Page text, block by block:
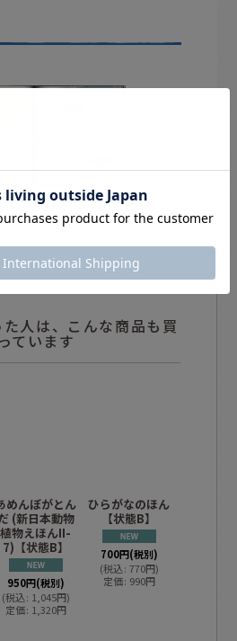
人は、こんな商品も買
っています
めんぼがとん
(新日本動物
植物えほんII-
7)【状態B】
950円(税別)
(税込: 1,045円)
定価: 1,320円
ひらがなのほん
【状態B】
700円(税別)
(税込: 770円)
定価: 990円